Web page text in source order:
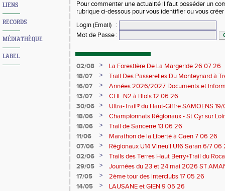
LIENS
RECORDS
MÉDIATHÈQUE
LABEL
Pour commenter une actualité il faut posséder un
rubrique ci-dessous pour vous identifier ou vous
Login (Email)
:
Mot de Passe :
02/08 >
La Forestière De La Margeride 26 07 26
18/07
>
Trail Des Passerelles Du Monteynard à
16/07
>
Années 2026/2027 Documents et
13/07
>
CHF N2 à Blois 12 06 26
30/06
>
Ultra-Trail® du Haut-Giffre SAMOENS
18/06
>
Championnats Régionaux - St Cyr sur
Saran 13/14 06 26
18/06 >
Trail de Sancerre 13 06 26
11/06
>
Marathon de la Liberté à Caen 7 06 26
07/06
>
Régionaux U14 Vineuil U16 Saran 6/7 06
02/06
>
Trails des Terres Haut Berry+Trail du
du Berry 30/31 05 2026
29/05 >
Journées du 23 et 24 mai 2026 ST
17/05
>
2ème tour des interclubs 17 05 26
14/05
>
LAUSANE et GIEN 9 05 26